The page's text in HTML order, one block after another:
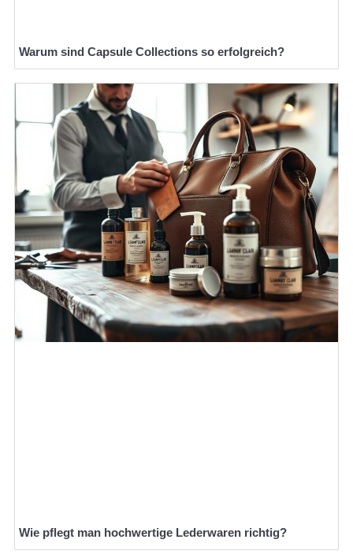
Warum sind Capsule Collections so erfolgreich?
Wie pflegt man hochwertige Lederwaren richtig?